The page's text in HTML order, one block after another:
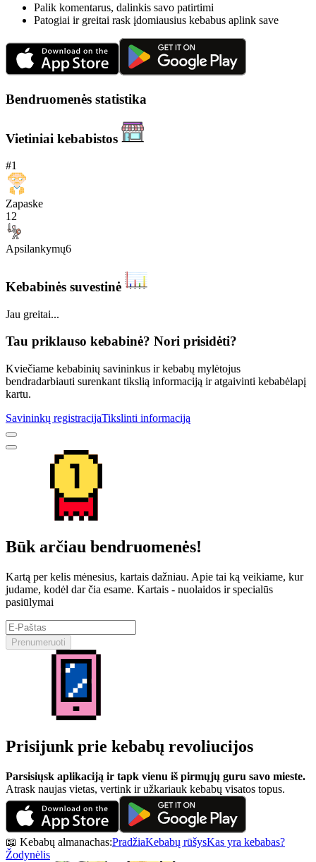
Palik komentarus, dalinkis savo patirtimi
Patogiai ir greitai rask įdomiausius kebabus aplink save
Bendruomenės statistika
Vietiniai kebabistos
#1
Zapaske
12
Apsilankymų6
Kebabinės suvestinė
Jau greitai...
Tau priklauso kebabinė? Nori prisidėti?
Kviečiame kebabinių savininkus ir kebabų mylėtojus
bendradarbiauti surenkant tikslią informaciją ir atgaivinti kebabėlapį
kartu.
Savininkų registracijaTikslinti informaciją
Būk arčiau bendruomenės!
Kartą per kelis mėnesius, kartais dažniau. Apie tai ką veikiame, kur
judame, kodėl dar čia esame. Kartais - nuolaidos ir specialūs
pasiūlymai
Prenumeruoti
Prisijunk prie kebabų revoliucijos
Parsisiųsk aplikaciją ir tapk vienu iš pirmųjų guru savo mieste.
Atrask naujas vietas, vertink ir užkariauk kebabų visatos topus.
📖 Kebabų almanachas:PradžiaKebabų rūšysKas yra kebabas?
Žodynėlis